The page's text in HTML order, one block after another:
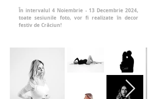
În intervalul 4 Noiembrie - 13 Decembrie 2024,
toate sesiunile foto, vor fi realizate în decor
festiv de Crăciun!